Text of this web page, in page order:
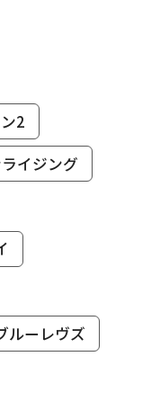
2
イジング
ルーレヴズ